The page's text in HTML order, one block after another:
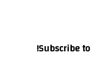
Subscribe